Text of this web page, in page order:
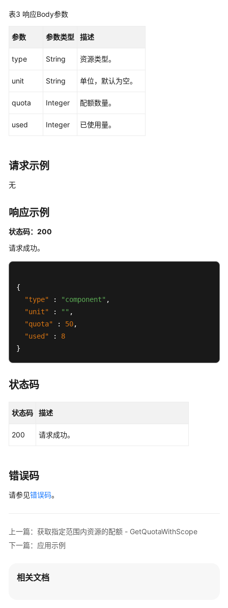
证
网
控
统
问
VPC
事
规
VPC
问
凭
URL
监
出
表3 响应Body参数
参数 参数类型 描述
type String 资源类型。
unit String 单位，默认为空。
quota Integer 配额数量。
used Integer 已使用量。
请求示例
无
响应示例
状态码：200
请求成功。
{
"type"
: "component" ,
"unit"
: "" ,
"quota"
: 50,
"used"
:
8
}
状态码
状态码 描述
200 请求成功。
错误码
请参见错误码。
上一篇：获取指定范围内资源的配额 - GetQuotaWithScope
下一篇：应用示例
相关文档